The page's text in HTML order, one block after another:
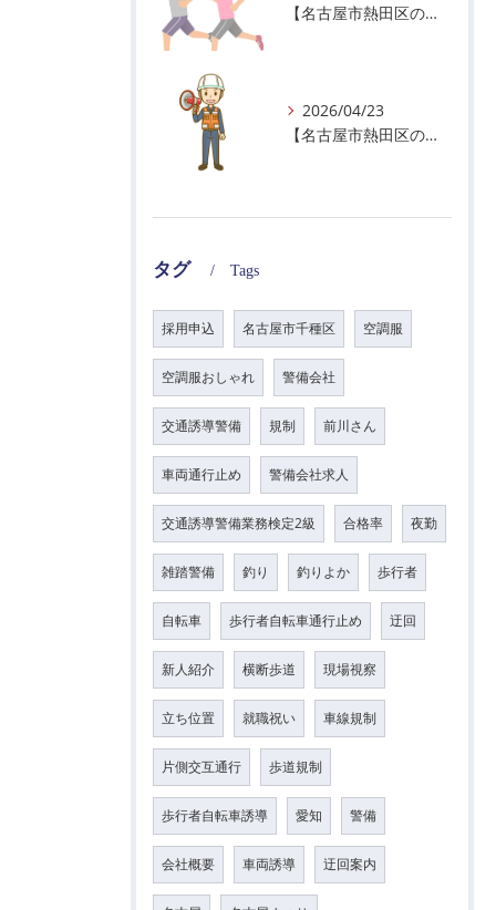
【名古屋市熱田区の警備会社】暑熱順化で熱中症対策を！
2026/04/23
【名古屋市熱田区の警備会社】GWの面接状況について！
タグ Tags
採用申込 名古屋市千種区 空調服
空調服おしゃれ 警備会社
交通誘導警備 規制 前川さん
車両通行止め 警備会社求人
交通誘導警備業務検定2級 合格率 夜勤
雑踏警備 釣り 釣りよか 歩行者
自転車 歩行者自転車通行止め 迂回
新人紹介 横断歩道 現場視察
立ち位置 就職祝い 車線規制
片側交互通行 歩道規制
歩行者自転車誘導 愛知 警備
会社概要 車両誘導 迂回案内